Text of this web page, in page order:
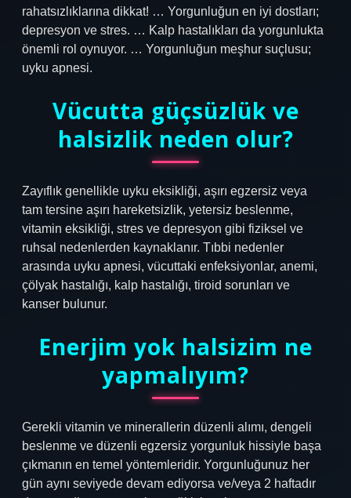
rahatsızlıklarına dikkat! … Yorgunluğun en iyi dostları;
depresyon ve stres. … Kalp hastalıkları da yorgunlukta
önemli rol oynuyor. … Yorgunluğun meşhur suçlusu;
uyku apnesi.
Vücutta güçsüzlük ve
halsizlik neden olur?
Zayıflık genellikle uyku eksikliği, aşırı egzersiz veya
tam tersine aşırı hareketsizlik, yetersiz beslenme,
vitamin eksikliği, stres ve depresyon gibi fiziksel ve
ruhsal nedenlerden kaynaklanır. Tıbbi nedenler
arasında uyku apnesi, vücuttaki enfeksiyonlar, anemi,
çölyak hastalığı, kalp hastalığı, tiroid sorunları ve
kanser bulunur.
Enerjim yok halsizim ne
yapmalıyım?
Gerekli vitamin ve minerallerin düzenli alımı, dengeli
beslenme ve düzenli egzersiz yorgunluk hissiyle başa
çıkmanın en temel yöntemleridir. Yorgunluğunuz her
gün aynı seviyede devam ediyorsa ve/veya 2 haftadır